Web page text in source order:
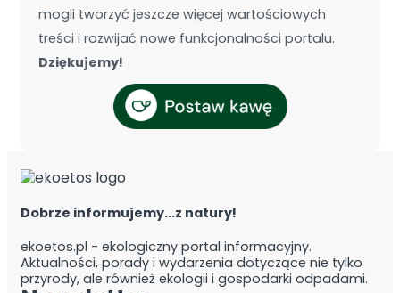
mogli tworzyć jeszcze więcej wartościowych
treści i rozwijać nowe funkcjonalności portalu.
Dziękujemy!
Dobrze informujemy...z natury!
ekoetos.pl - ekologiczny portal informacyjny.
Aktualności, porady i wydarzenia dotyczące nie tylko
przyrody, ale również ekologii i gospodarki odpadami.